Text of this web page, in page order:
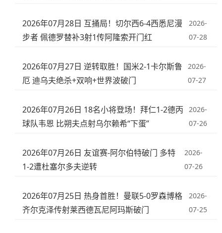
2026年07月28日 互捅局！切尔西6-4西悉尼漫
步者 佩德罗替补3射1传阿隆索开门红
2026-
07-28
2026年07月27日 逆转取胜！国米2-1卡尔斯鲁
厄 迪乌夫绝杀+双响+世界波破门
2026-
07-27
2026年07月26日 18名小将登场！拜仁1-2德丙
球队韦恩 比朔夫点射乌尔赖希“下蛋”
2026-
07-26
2026年07月26日 友谊赛-阿尔伯特破门 多特
1-2遭杜塞尔多夫逆转
2026-
07-26
2026年07月25日 热身首胜！曼联5-0罗森博格
齐尔克泽传射莱西德瓦尼阿玛斯破门
2026-
07-25